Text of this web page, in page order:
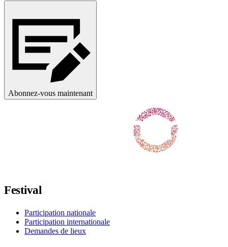
Abonnez-vous maintenant
Festival
Participation nationale
Participation internationale
Demandes de lieux